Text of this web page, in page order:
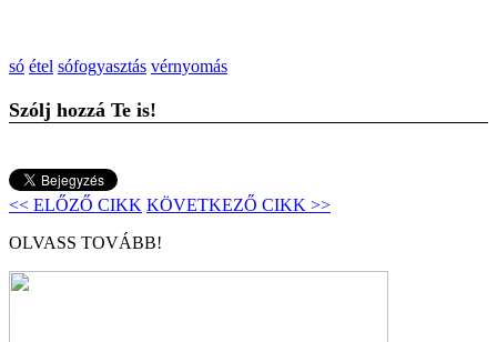
só étel sófogyasztás vérnyomás
Szólj hozzá Te is!
<< ELŐZŐ CIKK KÖVETKEZŐ CIKK >>
OLVASS TOVÁBB!